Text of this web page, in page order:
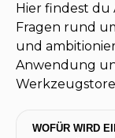
Hier findest
Fragen rund
und
Anwendung
WOFÜR WIRD